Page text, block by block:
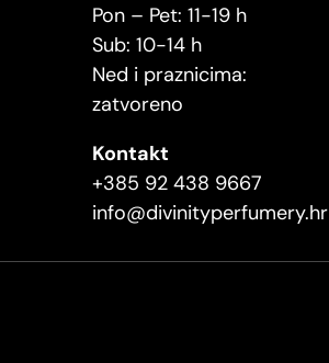
Pon – Pet: 11-19 h
Sub: 10-14 h
Ned i praznicima:
zatvoreno
Kontakt
+385 92 438 9667
info@divinityperfumery.hr